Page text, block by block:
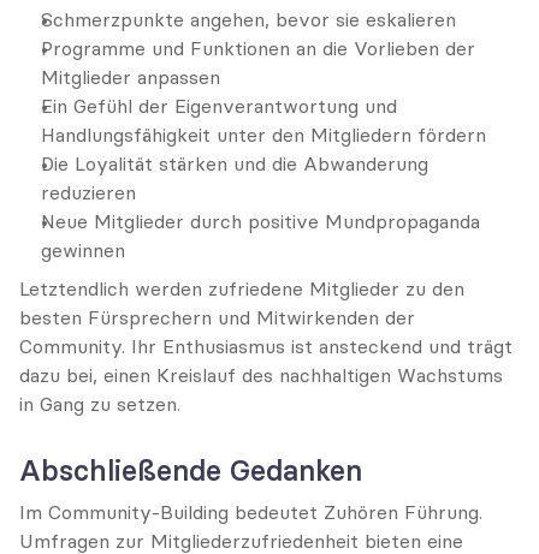
Schmerzpunkte angehen, bevor sie eskalieren
Programme und Funktionen an die Vorlieben der
Mitglieder anpassen
Ein Gefühl der Eigenverantwortung und
Handlungsfähigkeit unter den Mitgliedern fördern
Die Loyalität stärken und die Abwanderung
reduzieren
Neue Mitglieder durch positive Mundpropaganda
gewinnen
Letztendlich werden zufriedene Mitglieder zu den
besten Fürsprechern und Mitwirkenden der
Community. Ihr Enthusiasmus ist ansteckend und trägt
dazu bei, einen Kreislauf des nachhaltigen Wachstums
in Gang zu setzen.
Abschließende Gedanken
Im Community-Building bedeutet Zuhören Führung.
Umfragen zur Mitgliederzufriedenheit bieten eine